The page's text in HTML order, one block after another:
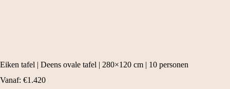
Eiken tafel | Deens ovale tafel | 280×120 cm | 10 personen
Vanaf: €1.420